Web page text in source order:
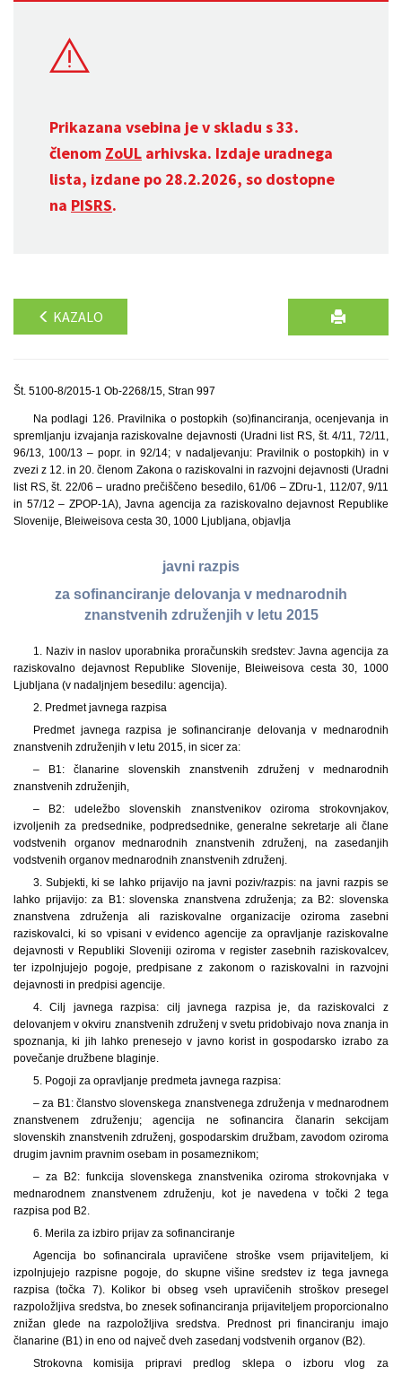
Prikazana vsebina je v skladu s 33.
členom ZoUL arhivska. Izdaje uradnega
lista, izdane po 28.2.2026, so dostopne
na PISRS.
KAZALO
Št. 5100-8/2015-1 Ob-2268/15, Stran 997
Na podlagi 126. Pravilnika o postopkih (so)financiranja, ocenjevanja in
spremljanju izvajanja raziskovalne dejavnosti (Uradni list RS, št. 4/11, 72/11,
96/13, 100/13 – popr. in 92/14; v nadaljevanju: Pravilnik o postopkih) in v
zvezi z 12. in 20. členom Zakona o raziskovalni in razvojni dejavnosti (Uradni
list RS, št. 22/06 – uradno prečiščeno besedilo, 61/06 – ZDru-1, 112/07, 9/11
in 57/12 – ZPOP-1A), Javna agencija za raziskovalno dejavnost Republike
Slovenije, Bleiweisova cesta 30, 1000 Ljubljana, objavlja
javni razpis
za sofinanciranje delovanja v mednarodnih
znanstvenih združenjih v letu 2015
1. Naziv in naslov uporabnika proračunskih sredstev: Javna agencija za
raziskovalno dejavnost Republike Slovenije, Bleiweisova cesta 30, 1000
Ljubljana (v nadaljnjem besedilu: agencija).
2. Predmet javnega razpisa
Predmet javnega razpisa je sofinanciranje delovanja v mednarodnih
znanstvenih združenjih v letu 2015, in sicer za:
– B1: članarine slovenskih znanstvenih združenj v mednarodnih
znanstvenih združenjih,
– B2: udeležbo slovenskih znanstvenikov oziroma strokovnjakov,
izvoljenih za predsednike, podpredsednike, generalne sekretarje ali člane
vodstvenih organov mednarodnih znanstvenih združenj, na zasedanjih
vodstvenih organov mednarodnih znanstvenih združenj.
3. Subjekti, ki se lahko prijavijo na javni poziv/razpis: na javni razpis se
lahko prijavijo: za B1: slovenska znanstvena združenja; za B2: slovenska
znanstvena združenja ali raziskovalne organizacije oziroma zasebni
raziskovalci, ki so vpisani v evidenco agencije za opravljanje raziskovalne
dejavnosti v Republiki Sloveniji oziroma v register zasebnih raziskovalcev,
ter izpolnjujejo pogoje, predpisane z zakonom o raziskovalni in razvojni
dejavnosti in predpisi agencije.
4. Cilj javnega razpisa: cilj javnega razpisa je, da raziskovalci z
delovanjem v okviru znanstvenih združenj v svetu pridobivajo nova znanja in
spoznanja, ki jih lahko prenesejo v javno korist in gospodarsko izrabo za
povečanje družbene blaginje.
5. Pogoji za opravljanje predmeta javnega razpisa:
– za B1: članstvo slovenskega znanstvenega združenja v mednarodnem
znanstvenem združenju; agencija ne sofinancira članarin sekcijam
slovenskih znanstvenih združenj, gospodarskim družbam, zavodom oziroma
drugim javnim pravnim osebam in posameznikom;
– za B2: funkcija slovenskega znanstvenika oziroma strokovnjaka v
mednarodnem znanstvenem združenju, kot je navedena v točki 2 tega
razpisa pod B2.
6. Merila za izbiro prijav za sofinanciranje
Agencija bo sofinancirala upravičene stroške vsem prijaviteljem, ki
izpolnjujejo razpisne pogoje, do skupne višine sredstev iz tega javnega
razpisa (točka 7). Kolikor bi obseg vseh upravičenih stroškov presegel
razpoložljiva sredstva, bo znesek sofinanciranja prijaviteljem proporcionalno
znižan glede na razpoložljiva sredstva. Prednost pri financiranju imajo
članarine (B1) in eno od največ dveh zasedanj vodstvenih organov (B2).
Strokovna komisija pripravi predlog sklepa o izboru vlog za